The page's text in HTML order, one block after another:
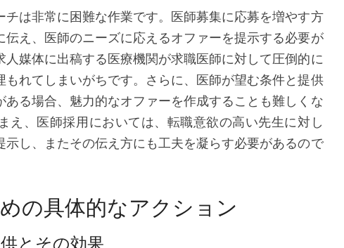
は非常に困難な作業です。医師募集に応募を増やす方
え、医師のニーズに応えるオファーを提示する必要が
媒体に出稿する医療機関が求職医師に対して圧倒的に
れてしまいがちです。さらに、医師が望む条件と提供
る場合、魅力的なオファーを作成することも難しくな
え、医師採用においては、転職意欲の高い先生に対し
し、またその伝え方にも工夫を凝らす必要があるので
の具体的なアクション
とその効果